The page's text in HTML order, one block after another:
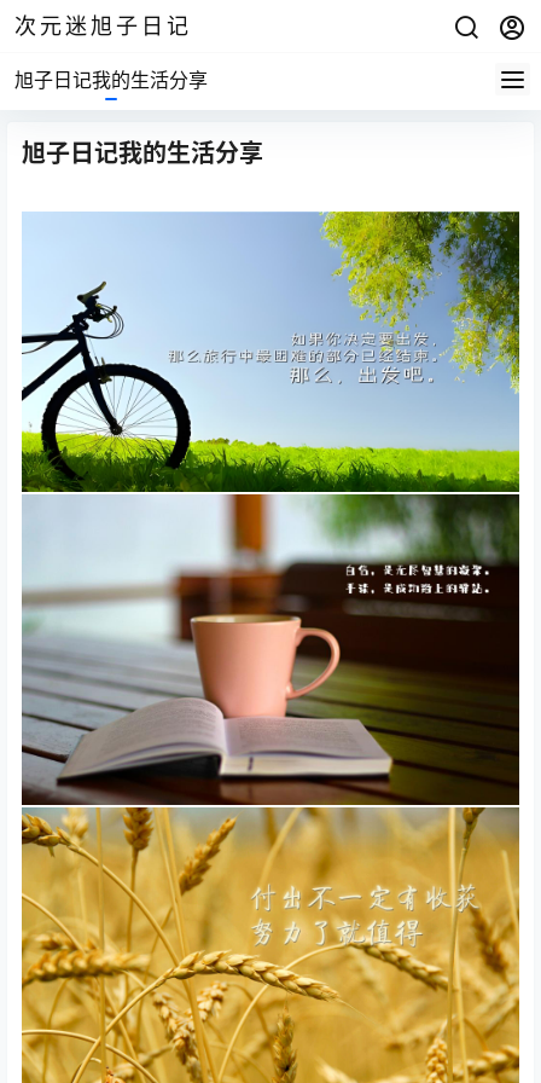
次元迷旭子日记
旭子日记我的生活分享
旭子日记我的生活分享